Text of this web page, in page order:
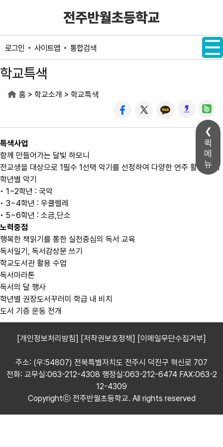
퀵
메
뉴
로그인 사이트맵 통합검색
학교특색
홈 > 학교소개 > 학교특색
특색사업
함께 만들어가는 달빛 하모니
전교생을 대상으로 1필수 1선택 악기를 선정하여 다양한 연주 활동 실시
학년별 악기
• 1~2학년 : 국악
• 3~4학년 : 우쿨렐레
• 5~6학년 : 소금,단소
노력중점
행복한 책읽기를 통한 실천중심의 독서 교육
독서일기, 독서감상문 쓰기
학교도서관 활용 수업
독서마라톤
독서의 달 행사
학년별 권장도서꾸러미 학급 내 비치
도서 기증 운동 전개
[개인정보처리방침] [저작권보호정책] [이메일무단수집거부]
주소: (우:54807) 전북특별자치도 전주시 덕진구 혁신로 707
전화: 교무실:063-212-4308 행정실:063-212-6474 FAX:063-2
12-4309
Copyrightⓒ 전주반월초등학교. All rights reserved